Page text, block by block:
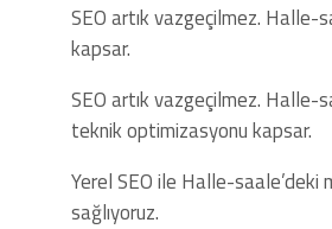
SEO artık vazgeçilmez. Halle-
kapsar.
SEO artık vazgeçilmez. Halle-
teknik optimizasyonu kapsar.
Yerel SEO ile Halle-saale’deki
sağlıyoruz.